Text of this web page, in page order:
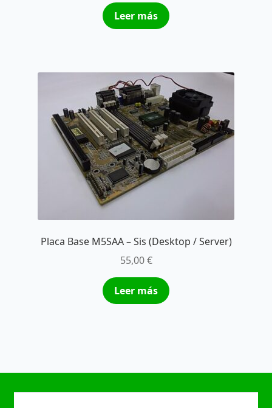
Leer más
Placa Base M5SAA – Sis (Desktop / Server)
55,00€
Leer más